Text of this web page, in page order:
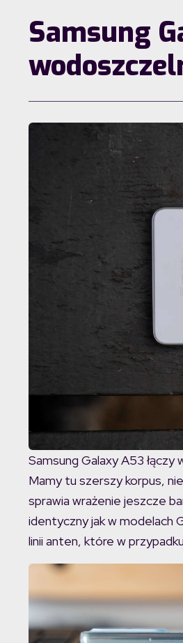
Samsung
Samsung Galaxy A53
Mamy tu szerszy korpus,
sprawia wrażenie jeszcze
identyczny jak w modelach
linii anten, które w